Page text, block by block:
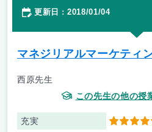
更新日 ： 2018/01/04
マネジリアルマーケティ
西原先生
この先生の他の授
充実 4.5